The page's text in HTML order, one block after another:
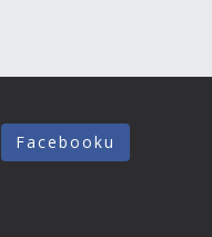
Facebooku